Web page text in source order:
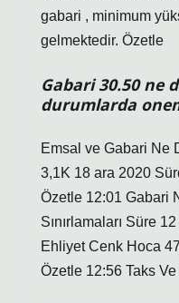
gabari , minimum
gelmektedir. Özetle
Gabari 30.50 ne
durumlarda
Emsal ve Gabari Ne
3,1K 18 ara 2020
Özetle 12:01 Gabari
Sınırlamaları Süre
Ehliyet Cenk Hoca
Özetle 12:56 Taks Ve